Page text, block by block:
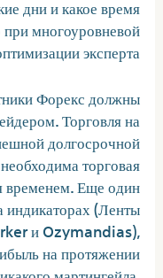
дни и какое время
многоуровневой
эксперта.
Форекс должны
Торговля на
долгосрочной
торговая
временем. Еще один
индикаторах (Ленты
и Ozymandias),
на протяжении